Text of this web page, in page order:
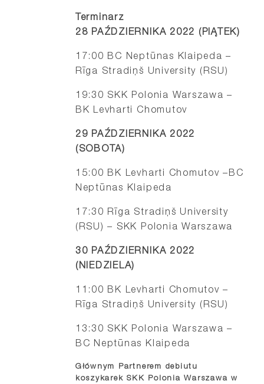
Terminarz
28 PAŹDZIERNIKA 2022 (PIĄTEK)
17:00 BC Neptūnas Klaipeda –
Rīga Stradiņš University (RSU)
19:30 SKK Polonia Warszawa –
BK Levharti Chomutov
29 PAŹDZIERNIKA 2022
(SOBOTA)
15:00 BK Levharti Chomutov –BC
Neptūnas Klaipeda
17:30 Rīga Stradiņš University
(RSU) – SKK Polonia Warszawa
30 PAŹDZIERNIKA 2022
(NIEDZIELA)
11:00 BK Levharti Chomutov –
Rīga Stradiņš University (RSU)
13:30 SKK Polonia Warszawa –
BC Neptūnas Klaipeda
Głównym Partnerem debiutu
koszykarek SKK Polonia Warszawa w